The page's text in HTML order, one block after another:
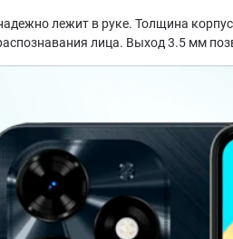
лежит в руке. Толщина
лица. Выход 3.5 мм